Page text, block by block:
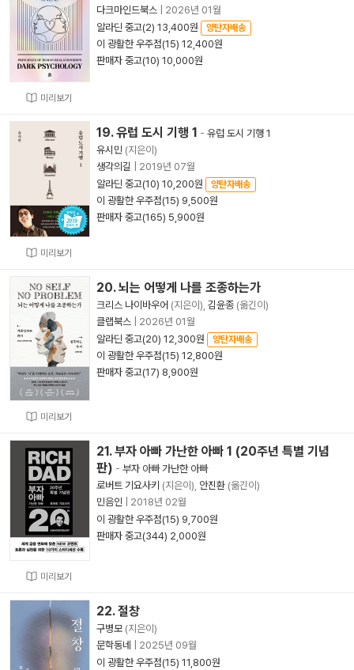
미리보기
다크마인드북스
2026년 01월
알라딘 중고(2) 13,400원
양탄자배송
이 광활한 우주점(15) 12,400원
판매자 중고(10) 10,000원
미리보기
19. 유럽 도시 기행 1 - 유럽 도시 기행 1
유시민 (지은이)
생각의길
2019년 07월
알라딘 중고(10) 10,200원
양탄자배송
이 광활한 우주점(15) 9,500원
판매자 중고(165) 5,900원
미리보기
20. 뇌는 어떻게 나를 조종하는가
크리스 나이바우어 (지은이), 김윤종 (옮긴이)
클랩북스
2026년 01월
알라딘 중고(20) 12,300원
양탄자배송
이 광활한 우주점(15) 12,800원
판매자 중고(17) 8,900원
미리보기
21. 부자 아빠 가난한 아빠 1 (20주년 특별 기념
판) - 부자 아빠 가난한 아빠
로버트 기요사키 (지은이), 안진환 (옮긴이)
민음인
2018년 02월
이 광활한 우주점(15) 9,700원
판매자 중고(344) 2,000원
22. 절창
구병모 (지은이)
문학동네
2025년 09월
이 광활한 우주점(15) 11,800원